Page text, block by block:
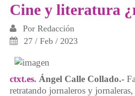
Cine y literatura
Por Redacción
27 / Feb / 2023
ctxt.es. Ángel Calle Collado.-
retratando jornaleros y